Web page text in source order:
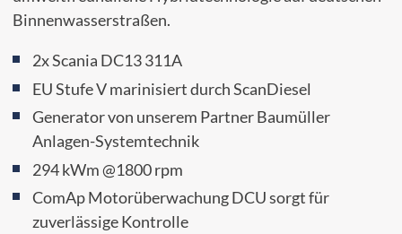
Binnenwasserstraßen.
2x Scania DC13 311A
EU Stufe V marinisiert durch ScanDiesel
Generator von unserem Partner Baumüller
Anlagen-Systemtechnik
294 kWm @1800 rpm
ComAp Motorüberwachung DCU sorgt für
zuverlässige Kontrolle